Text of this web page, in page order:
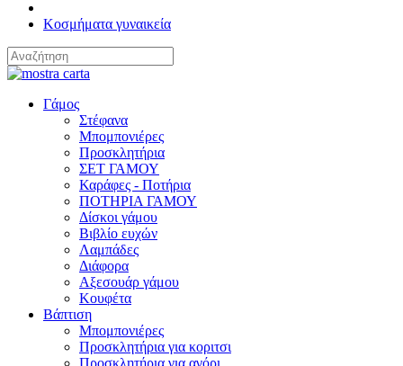
Κοσμήματα γυναικεία
Γάμος
Στέφανα
Μπομπονιέρες
Προσκλητήρια
ΣΕΤ ΓΑΜΟΥ
Καράφες - Ποτήρια
ΠΟΤΗΡΙΑ ΓΑΜΟΥ
Δίσκοι γάμου
Βιβλίο ευχών
Λαμπάδες
Διάφορα
Αξεσουάρ γάμου
Κουφέτα
Βάπτιση
Μπομπονιέρες
Προσκλητήρια για κοριτσι
Προσκλητήρια για αγόρι